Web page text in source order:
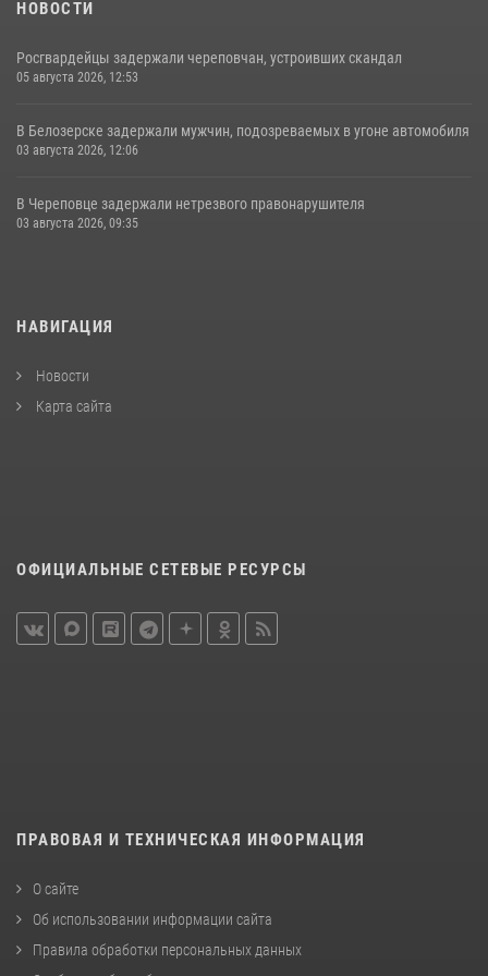
НОВОСТИ
Росгвардейцы задержали череповчан, устроивших скандал
05 августа 2026, 12:53
В Белозерске задержали мужчин, подозреваемых в угоне автомобиля
03 августа 2026, 12:06
В Череповце задержали нетрезвого правонарушителя
03 августа 2026, 09:35
НАВИГАЦИЯ
Новости
Карта сайта
ОФИЦИАЛЬНЫЕ СЕТЕВЫЕ РЕСУРСЫ
ПРАВОВАЯ И ТЕХНИЧЕСКАЯ ИНФОРМАЦИЯ
О сайте
Об использовании информации сайта
Правила обработки персональных данных